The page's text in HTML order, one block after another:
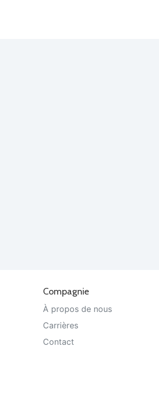
Compagnie
À propos de nous
Carrières
Contact